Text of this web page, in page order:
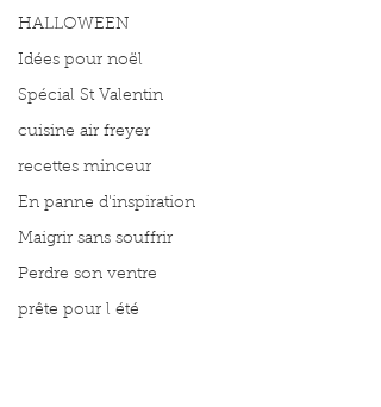
HALLOWEEN
Idées pour noël
Spécial St Valentin
cuisine air freyer
recettes minceur
En panne d'inspiration
Maigrir sans souffrir
Perdre son ventre
prête pour l été